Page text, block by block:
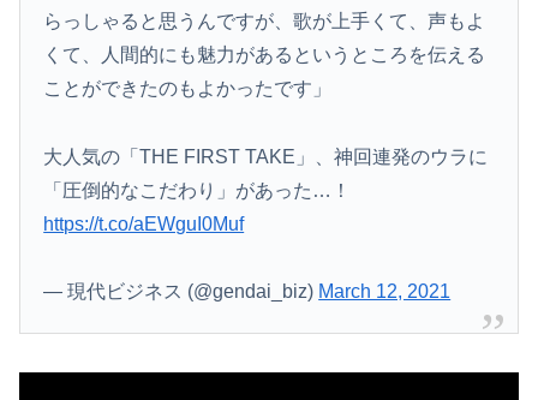
らっしゃると思うんですが、歌が上手くて、声もよ
くて、人間的にも魅力があるというところを伝える
ことができたのもよかったです」
大人気の「THE FIRST TAKE」、神回連発のウラに
「圧倒的なこだわり」があった…！
https://t.co/aEWguI0Muf
— 現代ビジネス (@gendai_biz) March 12, 2021